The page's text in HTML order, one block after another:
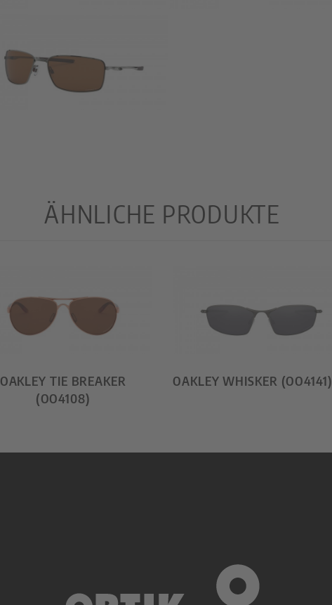
ÄHNLICHE PRODUKTE
OAKLEY TIE BREAKER
(OO4108)
OAKLEY WHISKER (OO4141)